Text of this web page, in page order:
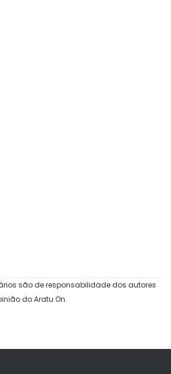
são de responsabilidade dos autores
do Aratu On.